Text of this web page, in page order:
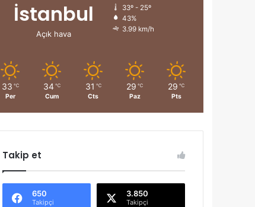
İstanbul
Açık hava
33º - 25º
43%
3.99 km/h
33 ℃
Per
34 ℃
Cum
31 ℃
Cts
29 ℃
Paz
29 ℃
Pts
Takip et
650
Takipçi
3.850
Takipçi